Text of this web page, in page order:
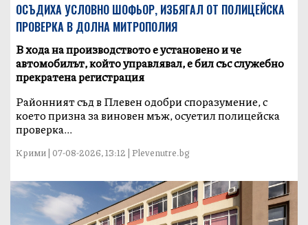
ОСЪДИХА УСЛОВНО ШОФЬОР, ИЗБЯГАЛ ОТ ПОЛИЦЕЙСКА
ПРОВЕРКА В ДОЛНА МИТРОПОЛИЯ
В хода на производството е установено и че
автомобилът, който управлявал, е бил със служебно
прекратена регистрация
Районният съд в Плевен одобри споразумение, с
което призна за виновен мъж, осуетил полицейска
проверка...
Крими | 07-08-2026, 13:12 | Plevenutre.bg